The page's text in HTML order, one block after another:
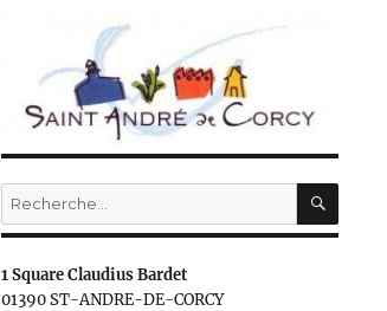
Recherche
pour :
1 Square Claudius Bardet
01390 ST-ANDRE-DE-CORCY